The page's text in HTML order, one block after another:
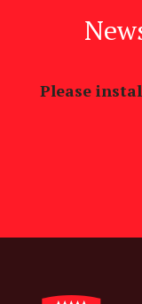
Please